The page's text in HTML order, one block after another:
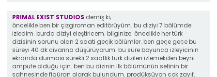
PRIMAL EXIST STUDIOS demiş ki;
öncelikle ben bir çizgiroman editörüyüm. bu diziyi 7 bölümde
izledim. burda diziyi eleştiricem. bilginize. öncelikle her türk
dizisinin sorunu olan 2 saati geçik bölümler. ben geçe geçe bu
süreyi 40 dk civarına düşürüyorum. bu süre boyunca izleyicinin
ekranda durması sürekli 2 saatlik türk dizileri izlemekden beyni
ampute olduğu için. ben bu dizinin ilk bölümünün setinin bir
sahnesinde figüran olarak bulundum. prodüksüyon çok zayıf.